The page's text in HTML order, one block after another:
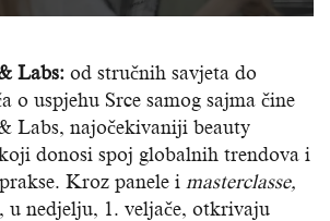
Labs: od stručnih savjeta do
o uspjehu Srce samog sajma čine
Labs, najočekivaniji beauty
donosi spoj globalnih trendova i
Kroz panele i masterclasse,
u nedjelju, 1. veljače, otkrivaju